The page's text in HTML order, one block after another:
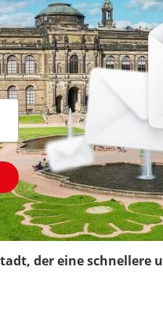
der eine schnellere